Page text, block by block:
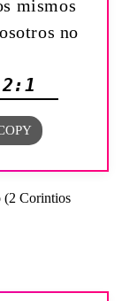
mismos
no